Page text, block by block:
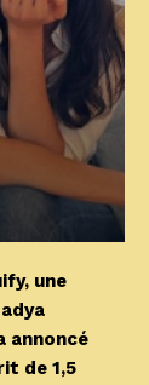
une
annoncé
de 1,5